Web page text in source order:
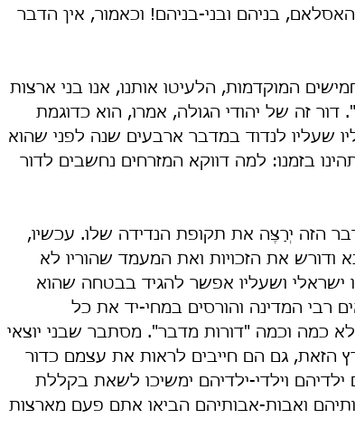
בניהם ובני-בניהם! וכאמור, אין הדבר
המוקדמות, הלעיטו אותנו, אנו בני ארצות
זה של יהודי הגולה, אמרו, הוא כדוגמת
שעליו לנדוד במדבר ארבעים שנה לפני שהוא
בזמנו: למה דווקא המזרחים נחשבים לדור
הזה יְרַצֶּה את תקופת הנדידה שלו. עכשיו,
את הזכויות ואת המעמד שהוריו לא
ישראלי ושעליו אפשר להגיד בבטחה שהוא
רבי המדינה והורסים במחי-יד את כל
כמה וכמה "דורות מדבר". מסתבר שבני יוצאי
הזאת, גם הם חייבים לראות את עצמם כדור
וילדי-ילדיהם ימשיכו לשאת בקללת
ואבות-אבותיהם הביאו אתם פעם מארצות